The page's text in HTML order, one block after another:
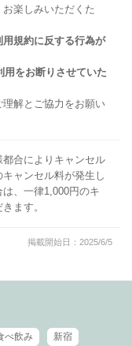
楽しみいただくた
規約に反する行為が
をお断りさせていた
解とご協力をお願い
都合によりキャンセル
ャンセル料が発生し
、一律1,000円のキ
ます。
掲載開始日：2025/6/5
べ飲み 新宿